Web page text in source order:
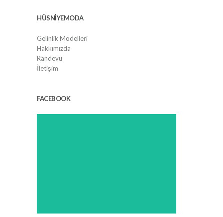
HÜSNIYEMODA
Gelinlik Modelleri
Hakkımızda
Randevu
İletişim
FACEBOOK